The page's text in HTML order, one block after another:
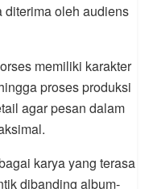
diterima oleh audiens
memiliki karakter
proses produksi
agar pesan dalam
karya yang terasa
dibanding album-